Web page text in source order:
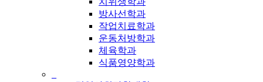
방사선학과
작업치료학과
운동처방학과
체육학과
식품영양학과